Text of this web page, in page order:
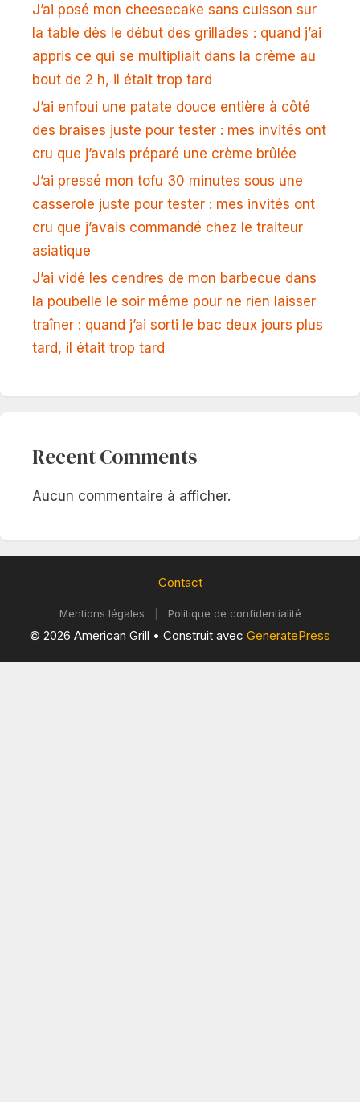
J’ai posé mon cheesecake sans cuisson sur
la table dès le début des grillades : quand j’ai
appris ce qui se multipliait dans la crème au
bout de 2 h, il était trop tard
J’ai enfoui une patate douce entière à côté
des braises juste pour tester : mes invités ont
cru que j’avais préparé une crème brûlée
J’ai pressé mon tofu 30 minutes sous une
casserole juste pour tester : mes invités ont
cru que j’avais commandé chez le traiteur
asiatique
J’ai vidé les cendres de mon barbecue dans
la poubelle le soir même pour ne rien laisser
traîner : quand j’ai sorti le bac deux jours plus
tard, il était trop tard
Recent Comments
Aucun commentaire à afficher.
Contact
Mentions légales Politique de confidentialité
© 2026 American Grill • Construit avec GeneratePress